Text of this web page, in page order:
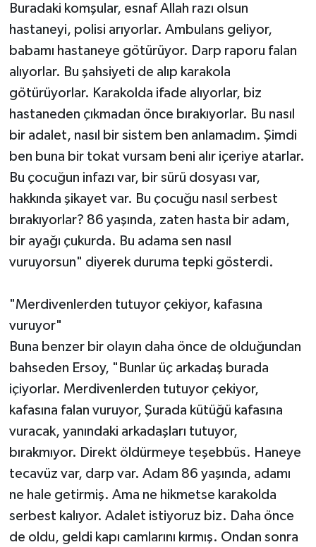
Buradaki komşular, esnaf Allah razı olsun
hastaneyi, polisi arıyorlar. Ambulans geliyor,
babamı hastaneye götürüyor. Darp raporu falan
alıyorlar. Bu şahsiyeti de alıp karakola
götürüyorlar. Karakolda ifade alıyorlar, biz
hastaneden çıkmadan önce bırakıyorlar. Bu nasıl
bir adalet, nasıl bir sistem ben anlamadım. Şimdi
ben buna bir tokat vursam beni alır içeriye atarlar.
Bu çocuğun infazı var, bir sürü dosyası var,
hakkında şikayet var. Bu çocuğu nasıl serbest
bırakıyorlar? 86 yaşında, zaten hasta bir adam,
bir ayağı çukurda. Bu adama sen nasıl
vuruyorsun" diyerek duruma tepki gösterdi.
"Merdivenlerden tutuyor çekiyor, kafasına
vuruyor"
Buna benzer bir olayın daha önce de olduğundan
bahseden Ersoy, "Bunlar üç arkadaş burada
içiyorlar. Merdivenlerden tutuyor çekiyor,
kafasına falan vuruyor, Şurada kütüğü kafasına
vuracak, yanındaki arkadaşları tutuyor,
bırakmıyor. Direkt öldürmeye teşebbüs. Haneye
tecavüz var, darp var. Adam 86 yaşında, adamı
ne hale getirmiş. Ama ne hikmetse karakolda
serbest kalıyor. Adalet istiyoruz biz. Daha önce
de oldu, geldi kapı camlarını kırmış. Ondan sonra